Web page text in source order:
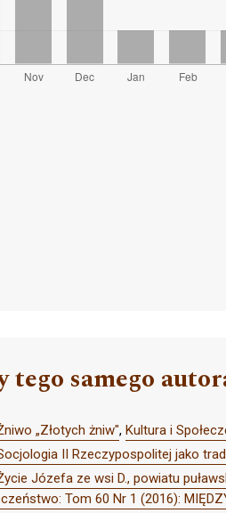
tego samego
„Złotych żniw", Kultura i
II Rzeczypospolitej jako
Józefa ze wsi D., powiatu
Tom 60 Nr 1 (2016):